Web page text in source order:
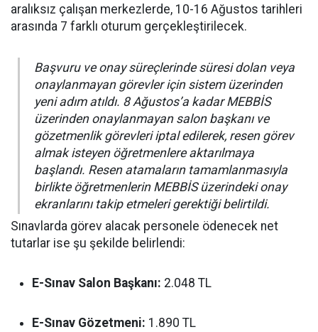
aralıksız çalışan merkezlerde, 10-16 Ağustos tarihleri
arasında 7 farklı oturum gerçekleştirilecek.
Başvuru ve onay süreçlerinde süresi dolan veya
onaylanmayan görevler için sistem üzerinden
yeni adım atıldı. 8 Ağustos’a kadar MEBBİS
üzerinden onaylanmayan salon başkanı ve
gözetmenlik görevleri iptal edilerek, resen görev
almak isteyen öğretmenlere aktarılmaya
başlandı. Resen atamaların tamamlanmasıyla
birlikte öğretmenlerin MEBBİS üzerindeki onay
ekranlarını takip etmeleri gerektiği belirtildi.
Sınavlarda görev alacak personele ödenecek net
tutarlar ise şu şekilde belirlendi:
E-Sınav Salon Başkanı: 2.048 TL
E-Sınav Gözetmeni: 1.890 TL